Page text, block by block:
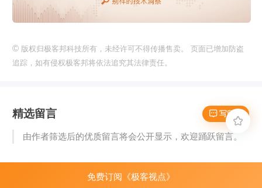
© 版权归极客邦科技所有，未经许可不得传播售卖。 页面已增加防盗
追踪，如有侵权极客邦将依法追究其法律责任。
 写留言
精选留言
由作者筛选后的优质留言将会公开显示，欢迎踊跃留言。
免费订阅《极客视点》
